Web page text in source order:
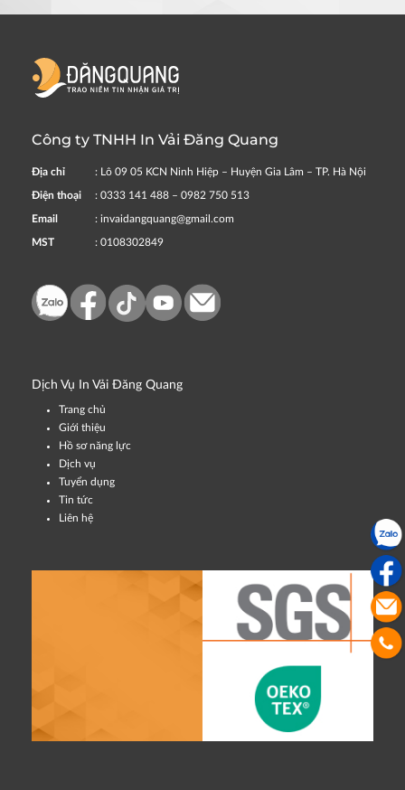
Công ty TNHH In Vải Đăng Quang
Địa chỉ : Lô 09 05 KCN Ninh Hiệp – Huyện Gia Lâm – TP. Hà Nội
Điện thoại : 0333 141 488 – 0982 750 513
Email : invaidangquang@gmail.com
MST : 0108302849
Dịch Vụ In Vải Đăng Quang
Trang chủ
Giới thiệu
Hồ sơ năng lực
Dịch vụ
Tuyển dụng
Tin tức
Liên hệ